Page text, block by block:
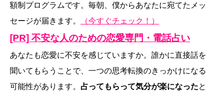
額制プログラムです。毎朝、僕からあなたに宛てたメッ
セージが届きます。
（今すぐチェック！）
[PR] 不安な人のための恋愛専門・電話占い
あなたも恋愛に不安を感じていますか。誰かに直接話を
聞いてもらうことで、一つの思考転換のきっかけになる
可能性があります。 占ってもらって気分が楽になったと